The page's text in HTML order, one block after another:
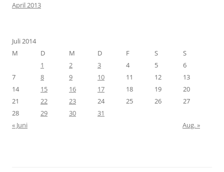
April 2013
Juli 2014
M
D M D F S
S
1
2 3 4 5
6
7
8 9 10 11 12
13
14
15 16 17 18 19
20
21
22 23 24 25 26
27
28
29 30
31
« Juni
Aug. »